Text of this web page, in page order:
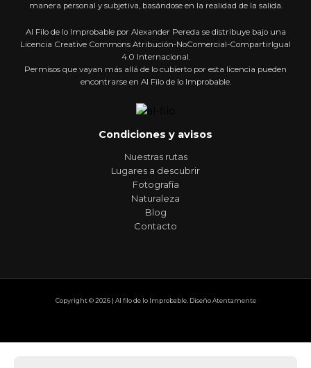
manera personal y subjetiva, basándose en la realidad de la salida.
Al Filo de lo Improbable por Alexander Pereda se distribuye bajo una
Licencia Creative Commons Atribución-NoComercial-CompartirIgual
4.0 Internacional.
Permisos que vayan más allá de lo cubierto por esta licencia pueden
encontrarse en Al Filo de lo Improbable.
Condiciones y avisos
Nuestras rutas
Lugares a descubrir
Fotografía
Naturaleza
Blog
Contacto
Copyright © 2026 | Al filo de lo Improbable. Diseño Atentamente